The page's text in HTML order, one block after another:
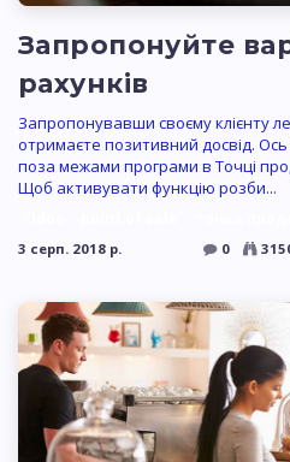
Запропонуйте
рахунків
Запропонувавши своєму клієнту
отримаєте позитивний досвід.
поза межами програми в Точці
Щоб активувати функцію розби...
3 серп. 2018 р. 0